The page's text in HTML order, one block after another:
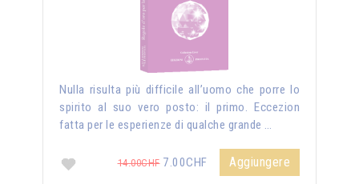
Nulla risulta più difficile all’uomo che porre lo
spirito al suo vero posto: il primo. Eccezion
fatta per le esperienze di qualche grande …
14.00CHF7.00CHF Aggiungere